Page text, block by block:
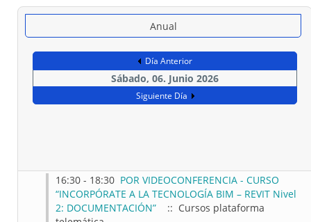
Anual
Día Anterior
Sábado, 06. Junio 2026
Siguiente Día
16:30 - 18:30 POR VIDEOCONFERENCIA - CURSO
“INCORPÓRATE A LA TECNOLOGÍA BIM – REVIT Nivel
2: DOCUMENTACIÓN”
:: Cursos plataforma